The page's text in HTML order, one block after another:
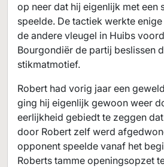
op neer dat hij eigenlijk met een
speelde. De tactiek werkte
de andere vleugel in Huibs
Bourgondiër de partij beslissen
stikmatmotief.
Robert had vorig jaar een
ging hij eigenlijk gewoon weer
eerlijkheid gebiedt te zeggen
door Robert zelf werd
opponent speelde vanaf het
Roberts tamme openingsopzet